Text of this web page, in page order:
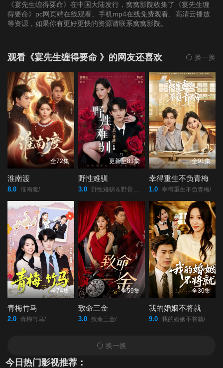
31 32
37 38 39
40 41 42
43 44 45
46 47 48
49 50 51
52 53 54
55 56 57
58 59 60
61 62
《宴先生缠得要命》在中国大陆发行，窝窝影院收集了《宴先生缠
得要命》pc网页端在线观看、手机mp4在线免费观看、高清云播放
等资源，如果你有更好更快的资源请联系窝窝影院。
观看《宴先生缠得要命 》的网友还喜欢 换一换
全72集
淮南渡
8.0 淮南渡/
更新至81集
野性难驯
3.0 野性难驯＆野骨难驯/
全91集
幸得重生不负青梅
1.0 幸得重生不负青梅/
全74集
青梅竹马
2.0 青梅竹马/
全59集
致命三金
3.0 致命三金/
全30集
我的婚姻不将就
9.0 我的婚姻不将就/
换一换
今日热门影视推荐：